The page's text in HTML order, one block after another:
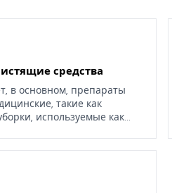
средства
в основном, препараты
такие как
используемые как